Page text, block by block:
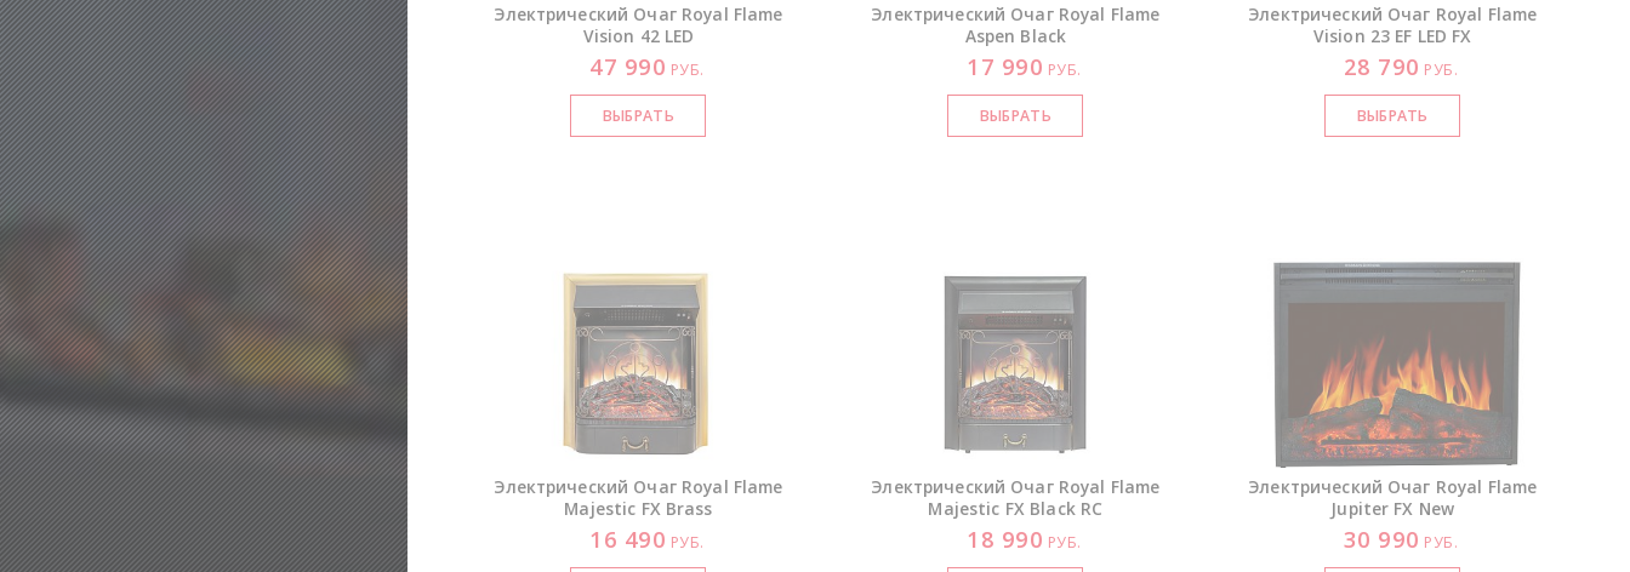
Электрический Очаг Royal Flame
Vision 42 LED
47 990 РУБ.
Электрический Очаг Royal Flame
Aspen Black
17 990 РУБ.
Электрический Очаг Royal Flame
Vision 23 EF LED FX
28 790 РУБ.
Электрический Очаг Royal Flame
Majestic FX Brass
16 490 РУБ.
Электрический Очаг Royal Flame
Majestic FX Black RC
18 990 РУБ.
Электрический Очаг Royal Flame
Jupiter FX New
30 990 РУБ.